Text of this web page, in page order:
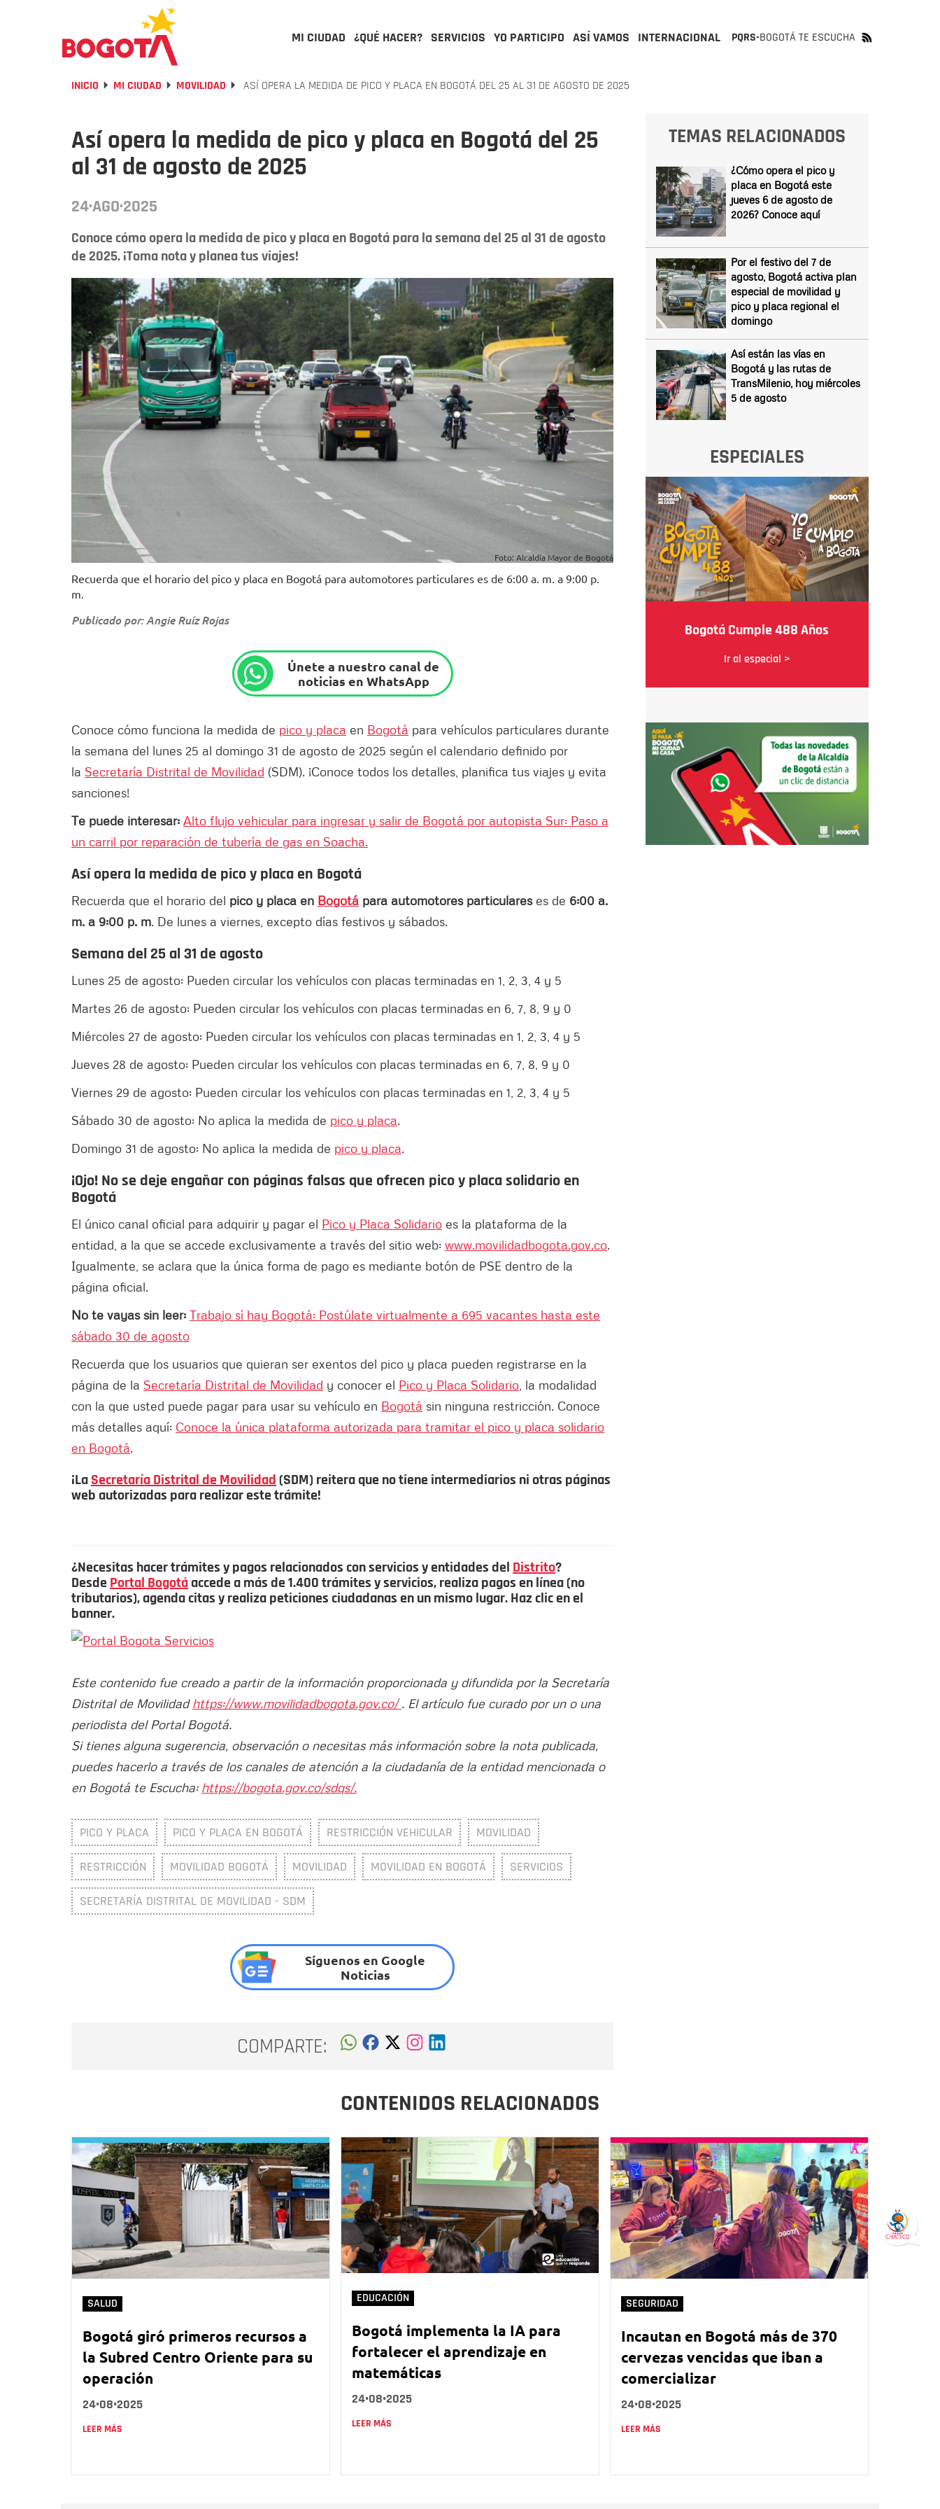
MI CIUDAD ¿QUÉ HACER? SERVICIOS YO PARTICIPO ASÍ VAMOS INTERNACIONAL PQRS-BOGOTÁ TE ESCUCHA
INICIO MI CIUDAD MOVILIDAD ASÍ OPERA LA MEDIDA DE PICO Y PLACA EN BOGOTÁ DEL 25 AL 31 DE AGOSTO DE 2025
Así opera la medida de pico y placa en Bogotá del 25
al 31 de agosto de 2025
24·AGO·2025
Conoce cómo opera la medida de pico y placa en Bogotá para la semana del 25 al 31 de agosto
de 2025. ¡Toma nota y planea tus viajes!
Foto: Alcaldía Mayor de Bogotá
Recuerda que el horario del pico y placa en Bogotá para automotores particulares es de 6:00 a. m. a 9:00 p.
m.
Publicado por: Angie Ruíz Rojas
Únete a nuestro canal de
noticias en WhatsApp
Conoce cómo funciona la medida de pico y placa en Bogotá para vehículos particulares durante
la semana del lunes 25 al domingo 31 de agosto de 2025 según el calendario definido por
la Secretaría Distrital de Movilidad (SDM). ¡Conoce todos los detalles, planifica tus viajes y evita
sanciones!
Te puede interesar: Alto flujo vehicular para ingresar y salir de Bogotá por autopista Sur: Paso a
un carril por reparación de tubería de gas en Soacha.
Así opera la medida de pico y placa en Bogotá
Recuerda que el horario del pico y placa en Bogotá para automotores particulareses de 6:00 a.
m. a 9:00 p. m. De lunes a viernes, excepto días festivos y sábados.
Semana del 25 al 31 de agosto
Lunes 25 de agosto: Pueden circular los vehículos con placas terminadas en 1, 2, 3, 4 y 5
Martes 26 de agosto: Pueden circular los vehículos con placas terminadas en 6, 7, 8, 9 y 0
Miércoles 27 de agosto: Pueden circular los vehículos con placas terminadas en 1, 2, 3, 4 y 5
Jueves 28 de agosto: Pueden circular los vehículos con placas terminadas en 6, 7, 8, 9 y 0
Viernes 29 de agosto: Pueden circular los vehículos con placas terminadas en 1, 2, 3, 4 y 5
Sábado 30 de agosto: No aplica la medida de pico y placa.
Domingo 31 de agosto: No aplica la medida de pico y placa.
¡Ojo! No se deje engañar con páginas falsas que ofrecen pico y placa solidario en
Bogotá
El único canal oficial para adquirir y pagar el Pico y Placa Solidario es la plataforma de la
entidad, a la que se accede exclusivamente a través del sitio web: www.movilidadbogota.gov.co.
Igualmente, se aclara que la única forma de pago es mediante botón de PSE dentro de la
página oficial.
No te vayas sin leer: Trabajo sí hay Bogotá: Postúlate virtualmente a 695 vacantes hasta este
sábado 30 de agosto
Recuerda que los usuarios que quieran ser exentos del pico y placa pueden registrarse en la
página de la Secretaría Distrital de Movilidad y conocer el Pico y Placa Solidario , la modalidad
con la que usted puede pagar para usar su vehículo en Bogotá sin ninguna restricción. Conoce
más detalles aquí: Conoce la única plataforma autorizada para tramitar el pico y placa solidario
en Bogotá.
¡LaSecretaría Distrital de Movilidad(SDM) reitera que no tiene intermediarios ni otras páginas
web autorizadas para realizar este trámite!
¿Necesitas hacer trámites y pagos relacionados con servicios y entidades del Distrito?
Desde Portal Bogotáaccede a más de 1.400 trámites y servicios, realiza pagos en línea (no
tributarios), agenda citas y realiza peticiones ciudadanas en un mismo lugar. Haz clic en el
banner.
Este contenido fue creado a partir de la información proporcionada y difundida por la Secretaría
Distrital de Movilidadhttps://www.movilidadbogota.gov.co/. El artículo fue curado por un o una
periodista del Portal Bogotá.
Si tienes alguna sugerencia, observación o necesitas más información sobre la nota publicada,
puedes hacerlo a través de los canales de atención a la ciudadanía de la entidad mencionada o
en Bogotá te Escucha: https://bogota.gov.co/sdqs/.
PICO Y PLACA PICO Y PLACA EN BOGOTÁ RESTRICCIÓN VEHICULAR MOVILIDAD
RESTRICCIÓN MOVILIDAD BOGOTÁ MOVILIDAD MOVILIDAD EN BOGOTÁ SERVICIOS
SECRETARÍA DISTRITAL DE MOVILIDAD - SDM
Síguenos en Google
Noticias
COMPARTE:
TEMAS RELACIONADOS
¿Cómo opera el pico y
placa en Bogotá este
jueves 6 de agosto de
2026? Conoce aquí
Por el festivo del 7 de
agosto, Bogotá activa plan
especial de movilidad y
pico y placa regional el
domingo
Así están las vías en
Bogotá y las rutas de
TransMilenio, hoy miércoles
5 de agosto
ESPECIALES
Bogotá Cumple 488 Años
Ir al especial >
CONTENIDOS RELACIONADOS
SALUD
Bogotá giró primeros recursos a
la Subred Centro Oriente para su
operación
24•08•2025
LEER MÁS
EDUCACIÓN
Bogotá implementa la IA para
fortalecer el aprendizaje en
matemáticas
24•08•2025
LEER MÁS
SEGURIDAD
Incautan en Bogotá más de 370
cervezas vencidas que iban a
comercializar
24•08•2025
LEER MÁS